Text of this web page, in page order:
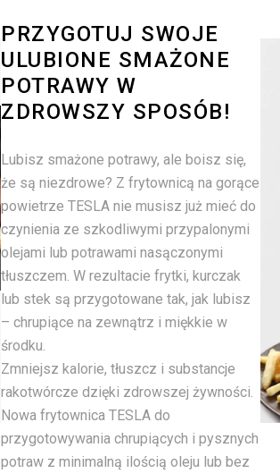
PRZYGOTUJ SWOJE
ULUBIONE SMAŻONE
POTRAWY W
ZDROWSZY SPOSÓB!
Lubisz smażone potrawy, ale boisz się,
że są niezdrowe? Z frytownicą na gorące
powietrze TESLA nie musisz już mieć do
czynienia ze szkodliwymi przypalonymi
olejami lub potrawami nasączonymi
tłuszczem. W rezultacie frytki, kurczak
lub stek są przygotowane tak, jak lubisz
– chrupiące na zewnątrz i miękkie w
środku.
Zmniejsz kalorie, tłuszcz i substancje
rakotwórcze dzięki zdrowszej żywności.
Nowa frytownica TESLA do
przygotowywania chrupiących i pysznych
potraw z minimalną ilością oleju lub bez